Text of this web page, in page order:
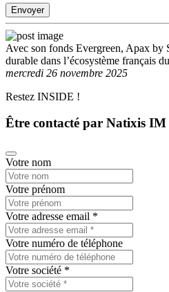
Envoyer
Avec son fonds Evergreen, Apax by
durable dans l’écosystème français
mercredi 26 novembre 2025
Restez INSIDE !
Être contacté par Natixis IM
Votre nom
Votre prénom
Votre adresse email *
Votre numéro de téléphone
Votre société *